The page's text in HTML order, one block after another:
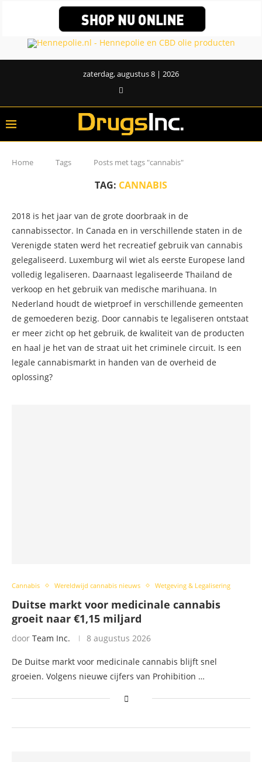
zaterdag, augustus 8 | 2026
Home Tags Posts met tags "cannabis"
TAG: CANNABIS
2018 is het jaar van de grote doorbraak in de
cannabissector. In Canada en in verschillende staten in de
Verenigde staten werd het recreatief gebruik van cannabis
gelegaliseerd. Luxemburg wil wiet als eerste Europese land
volledig legaliseren. Daarnaast legaliseerde Thailand de
verkoop en het gebruik van medische marihuana. In
Nederland houdt de wietproef in verschillende gemeenten
de gemoederen bezig. Door cannabis te legaliseren ontstaat
er meer zicht op het gebruik, de kwaliteit van de producten
en haal je het van de straat uit het criminele circuit. Is een
legale cannabismarkt in handen van de overheid de
oplossing?
Cannabis Wereldwijd cannabis nieuws Wetgeving & Legalisering
Duitse markt voor medicinale cannabis
groeit naar €1,15 miljard
door Team Inc. 8 augustus 2026
De Duitse markt voor medicinale cannabis blijft snel
groeien. Volgens nieuwe cijfers van Prohibition …